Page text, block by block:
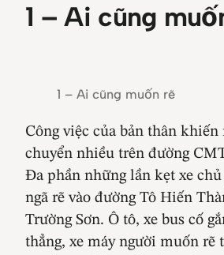
1 – Ai cũng
1 – Ai cũng muốn rẽ
Công việc của bản thân
chuyển nhiều trên đường
Đa phần những lần kẹt xe chủ
ngã rẽ vào đường Tô Hiến
Trường Sơn. Ô tô, xe bus cố
thẳng, xe máy người muốn rẽ